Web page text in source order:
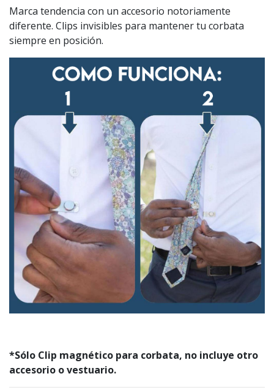
Marca tendencia con un accesorio notoriamente
diferente. Clips invisibles para mantener tu corbata
siempre en posición.
*Sólo Clip magnético para corbata, no incluye otro
accesorio o vestuario.